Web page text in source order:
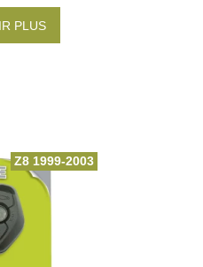
PLUS
Z8 1999-2003